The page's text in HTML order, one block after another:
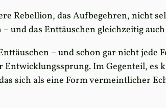
Rebellion, das Aufbegehren, nicht
und das Enttäuschen gleichzeitig
– und schon gar nicht jede
Entwicklungssprung. Im Gegenteil, es
sich als eine Form vermeintlicher